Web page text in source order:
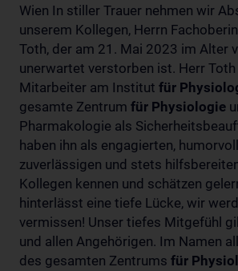
Wien In stiller Trauer nehmen wir
unserem Kollegen, Herrn
Toth, der am 21. Mai 2023 im Alter
unerwartet verstorben ist. Herr
Mitarbeiter am Institut für
gesamte Zentrum für Physiologie
Pharmakologie als
haben ihn als engagierten,
zuverlässigen und stets
Kollegen kennen und schätzen
hinterlässt eine tiefe Lücke, wir
vermissen! Unser tiefes Mitgefühl
und allen Angehörigen. Im Namen
des gesamten Zentrums für